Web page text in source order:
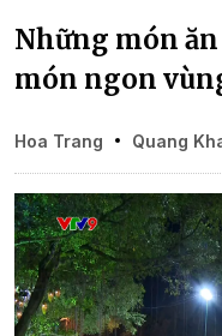
Những món
món ngon
Hoa Trang Quang